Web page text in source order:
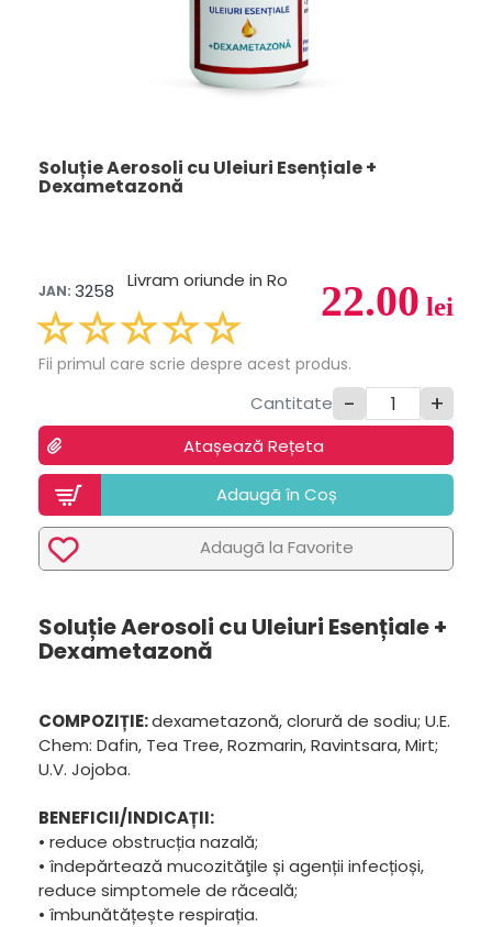
Soluție Aerosoli cu Uleiuri Esențiale +
Dexametazonă
22.00 lei
JAN: 3258 Livram oriunde in Ro
Fii primul care scrie despre acest produs.
Cantitate - +
Atașează Rețeta
Adaugã în Coș
Adaugã la Favorite
Soluție Aerosoli cu Uleiuri Esențiale +
Dexametazonă
COMPOZIȚIE:dexametazonă, clorură de sodiu; U.E.
Chem: Dafin, Tea Tree, Rozmarin, Ravintsara, Mirt;
U.V. Jojoba.
BENEFICII/INDICAȚII:
• reduce obstrucția nazală;
• îndepărtează mucozităţile și agenții infecțioși,
reduce simptomele de răceală;
• îmbunătățește respirația.